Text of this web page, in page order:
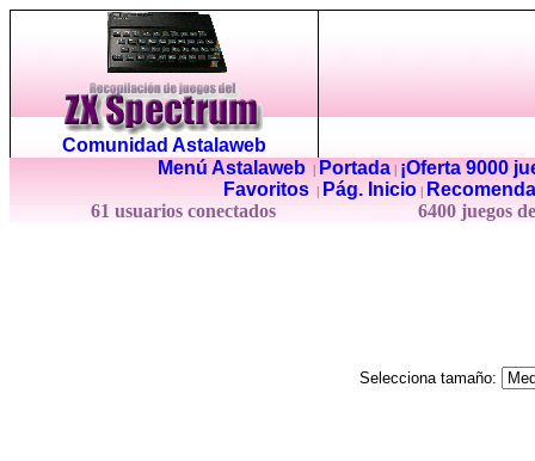
Comunidad Astalaweb
Menú Astalaweb| Portada|
¡Oferta 9000
Favoritos
Pág. Inicio
61 usuarios conectados
6400 juegos
Selecciona tamaño: